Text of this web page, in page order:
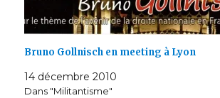
Bruno Gollnisch en meeting à Lyon
14 décembre 2010
Dans "Militantisme"